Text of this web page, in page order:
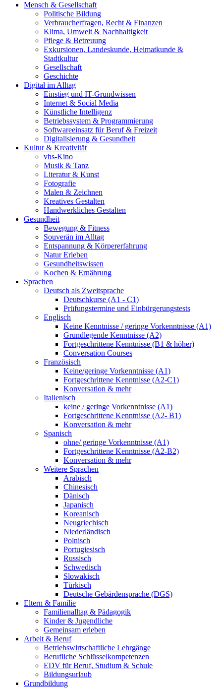
Mensch & Gesellschaft
Politische Bildung
Verbraucherfragen, Recht & Finanzen
Klima, Umwelt & Nachhaltigkeit
Pflege & Betreuung
Exkursionen, Landeskunde, Heimatkunde &
Stadtkultur
Gesellschaft
Geschichte
Digital im Alltag
Einstieg und IT-Grundwissen
Internet & Social Media
Künstliche Intelligenz
Betriebssystem & Programmierung
Softwareeinsatz für Beruf & Freizeit
Digitalisierung & Gesundheit
Kultur & Kreativität
vhs-Kino
Musik & Tanz
Literatur & Kunst
Fotografie
Malen & Zeichnen
Kreatives Gestalten
Handwerkliches Gestalten
Gesundheit
Bewegung & Fitness
Souverän im Alltag
Entspannung & Körpererfahrung
Natur Erleben
Gesundheitswissen
Kochen & Ernährung
Sprachen
Deutsch als Zweitsprache
Deutschkurse (A1 - C1)
Prüfungstermine und Einbürgerungstests
Englisch
Keine Kenntnisse / geringe Vorkenntnisse (A1)
Grundlegende Kenntnisse (A2)
Fortgeschrittene Kenntnisse (B1 & höher)
Conversation Courses
Französisch
Keine/geringe Vorkenntnisse (A1)
Fortgeschrittene Kenntnisse (A2-C1)
Konversation & mehr
Italienisch
keine / geringe Vorkenntnisse (A1)
Fortgeschrittene Kenntnisse (A2- B1)
Konversation & mehr
Spanisch
ohne/ geringe Vorkenntnisse (A1)
Fortgeschrittene Kenntnisse (A2-B2)
Konversation & mehr
Weitere Sprachen
Arabisch
Chinesisch
Dänisch
Japanisch
Koreanisch
Neugriechisch
Niederländisch
Polnisch
Portugiesisch
Russisch
Schwedisch
Slowakisch
Türkisch
Deutsche Gebärdensprache (DGS)
Eltern & Familie
Familienalltag & Pädagogik
Kinder & Jugendliche
Gemeinsam erleben
Arbeit & Beruf
Betriebswirtschaftliche Lehrgänge
Berufliche Schlüsselkompetenzen
EDV für Beruf, Studium & Schule
Bildungsurlaub
Grundbildung